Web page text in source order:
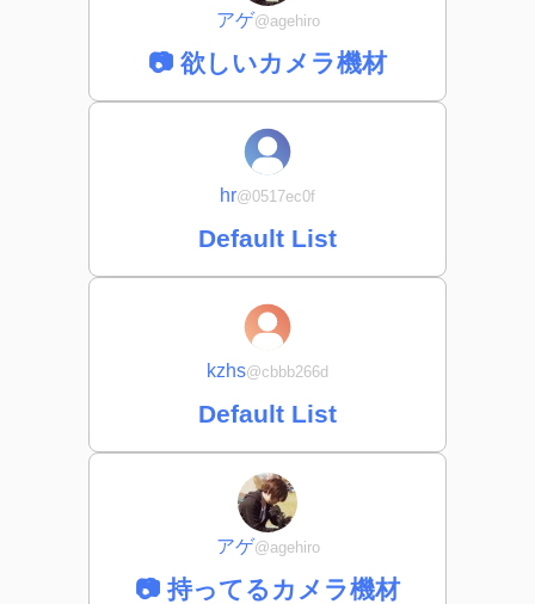
アゲ@agehiro
📷 欲しいカメラ機材
hr@0517ec0f
Default List
kzhs@cbbb266d
Default List
アゲ@agehiro
📷 持ってるカメラ機材